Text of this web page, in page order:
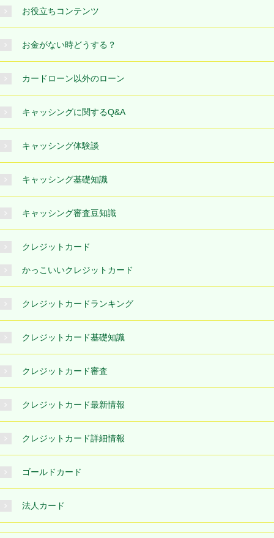
お役立ちコンテンツ
お金がない時どうする？
カードローン以外のローン
キャッシングに関するQ&A
キャッシング体験談
キャッシング基礎知識
キャッシング審査豆知識
クレジットカード
かっこいいクレジットカード
クレジットカードランキング
クレジットカード基礎知識
クレジットカード審査
クレジットカード最新情報
クレジットカード詳細情報
ゴールドカード
法人カード